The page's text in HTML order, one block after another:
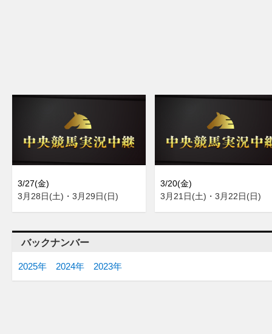
3/27(金)
3月28日(土)・3月29日(日)
3/20(金)
3月21日(土)・3月22日(日)
バックナンバー
2025年 2024年 2023年